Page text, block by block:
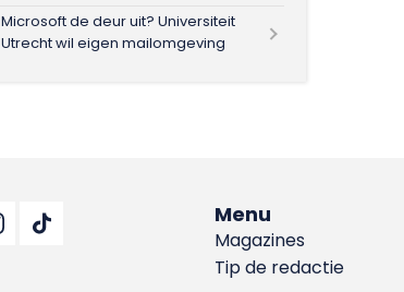
Microsoft de deur uit? Universiteit
Utrecht wil eigen mailomgeving
Menu
Magazines
Tip de redactie